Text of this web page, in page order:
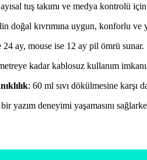
tuş takımı ve medya kontrolü
doğal kıvrımına uygun, konforlu ve
ay, mouse ise 12 ay pil ömrü sunar.
kadar kablosuz kullanım
: 60 ml sıvı dökülmesine karşı
yazım deneyimi yaşamasını